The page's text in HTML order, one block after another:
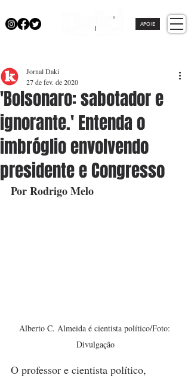
APOIE
'Bolsonaro: sabotador e
ignorante.' Entenda o
imbróglio envolvendo
presidente e Congresso
Jornal Daki
27 de fev. de 2020
Por Rodrigo Melo
Alberto C. Almeida é cientista político/Foto:
Divulgação
O professor e cientista político,